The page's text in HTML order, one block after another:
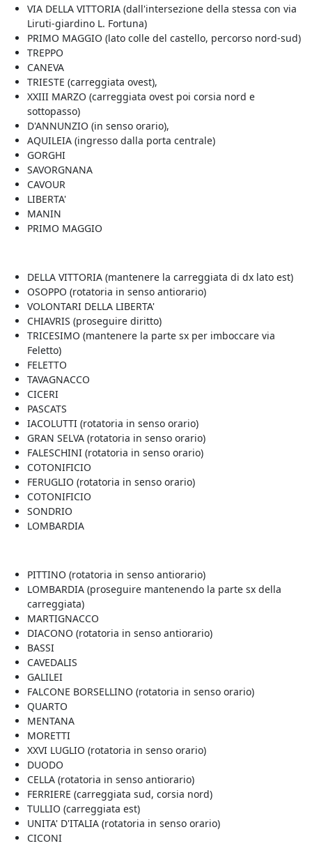
VIA DELLA VITTORIA (dall'intersezione della stessa con via
Liruti-giardino L. Fortuna)
PRIMO MAGGIO (lato colle del castello, percorso nord-sud)
TREPPO
CANEVA
TRIESTE (carreggiata ovest),
XXIII MARZO (carreggiata ovest poi corsia nord e
sottopasso)
D'ANNUNZIO (in senso orario),
AQUILEIA (ingresso dalla porta centrale)
GORGHI
SAVORGNANA
CAVOUR
LIBERTA'
MANIN
PRIMO MAGGIO
DELLA VITTORIA (mantenere la carreggiata di dx lato est)
OSOPPO (rotatoria in senso antiorario)
VOLONTARI DELLA LIBERTA'
CHIAVRIS (proseguire diritto)
TRICESIMO (mantenere la parte sx per imboccare via
Feletto)
FELETTO
TAVAGNACCO
CICERI
PASCATS
IACOLUTTI (rotatoria in senso orario)
GRAN SELVA (rotatoria in senso orario)
FALESCHINI (rotatoria in senso orario)
COTONIFICIO
FERUGLIO (rotatoria in senso orario)
COTONIFICIO
SONDRIO
LOMBARDIA
PITTINO (rotatoria in senso antiorario)
LOMBARDIA (proseguire mantenendo la parte sx della
carreggiata)
MARTIGNACCO
DIACONO (rotatoria in senso antiorario)
BASSI
CAVEDALIS
GALILEI
FALCONE BORSELLINO (rotatoria in senso orario)
QUARTO
MENTANA
MORETTI
XXVI LUGLIO (rotatoria in senso orario)
DUODO
CELLA (rotatoria in senso antiorario)
FERRIERE (carreggiata sud, corsia nord)
TULLIO (carreggiata est)
UNITA' D'ITALIA (rotatoria in senso orario)
CICONI